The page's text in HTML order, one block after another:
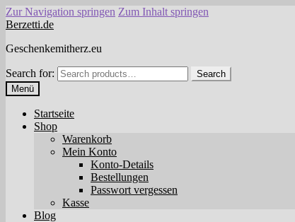
Zur Navigation springen Zum Inhalt springen
Berzetti.de
Geschenkemitherz.eu
Search for:
Search
Menü
Startseite
Shop
Warenkorb
Mein Konto
Konto-Details
Bestellungen
Passwort vergessen
Kasse
Blog